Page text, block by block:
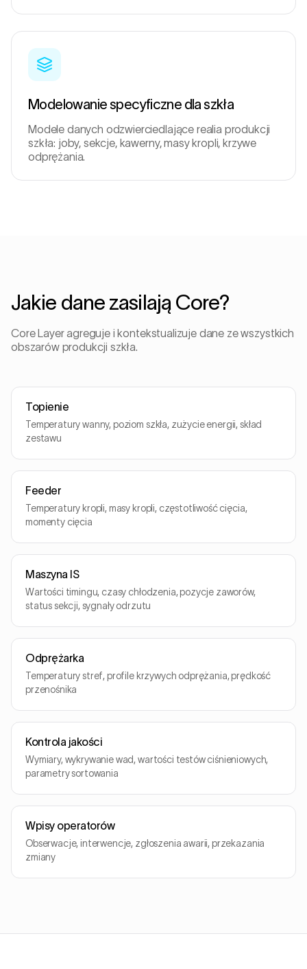
Modelowanie specyficzne dla szkła
Modele danych odzwierciedlające realia produkcji
szkła: joby, sekcje, kawerny, masy kropli, krzywe
odprężania.
Jakie dane zasilają Core?
Core Layer agreguje i kontekstualizuje dane ze wszystkich
obszarów produkcji szkła.
Topienie
Temperatury wanny, poziom szkła, zużycie energii, skład
zestawu
Feeder
Temperatury kropli, masy kropli, częstotliwość cięcia,
momenty cięcia
Maszyna IS
Wartości timingu, czasy chłodzenia, pozycje zaworów,
status sekcji, sygnały odrzutu
Odprężarka
Temperatury stref, profile krzywych odprężania, prędkość
przenośnika
Kontrola jakości
Wymiary, wykrywanie wad, wartości testów ciśnieniowych,
parametry sortowania
Wpisy operatorów
Obserwacje, interwencje, zgłoszenia awarii, przekazania
zmiany